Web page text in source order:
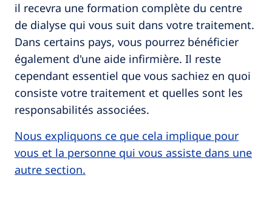
il recevra une formation complète du centre
de dialyse qui vous suit dans votre traitement.
Dans certains pays, vous pourrez bénéficier
également d'une aide infirmière. Il reste
cependant essentiel que vous sachiez en quoi
consiste votre traitement et quelles sont les
responsabilités associées.
Nous expliquons ce que cela implique pour
vous et la personne qui vous assiste dans une
autre section.